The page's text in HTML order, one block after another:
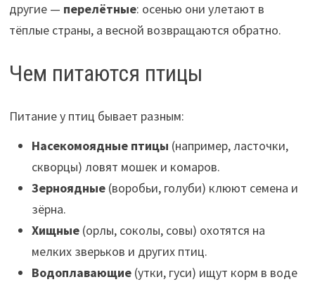
другие — перелётные: осенью они улетают в
тёплые страны, а весной возвращаются обратно.
Чем питаются птицы
Питание у птиц бывает разным:
Насекомоядные птицы (например, ласточки,
скворцы) ловят мошек и комаров.
Зерноядные(воробьи, голуби) клюют семена и
зёрна.
Хищные(орлы, соколы, совы) охотятся на
мелких зверьков и других птиц.
Водоплавающие(утки, гуси) ищут корм в воде